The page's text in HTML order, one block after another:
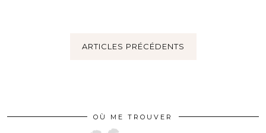
ARTICLES PRÉCÉDENTS
OÙ ME TROUVER